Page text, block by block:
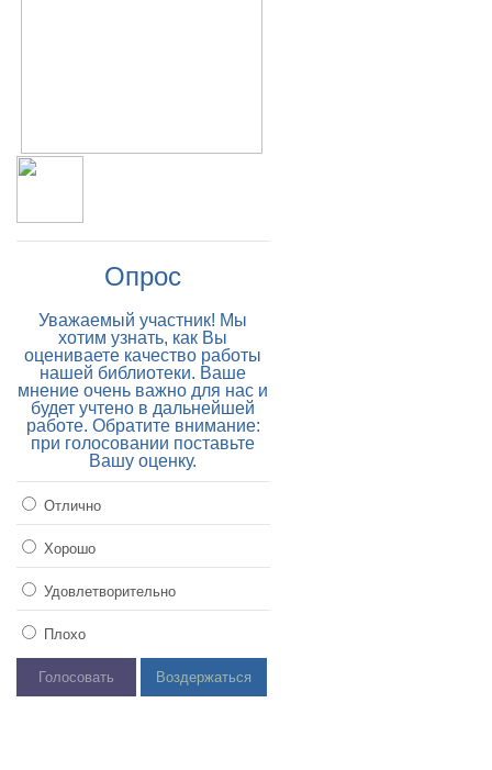
Опрос
Уважаемый участник! Мы
хотим узнать, как Вы
оцениваете качество работы
нашей библиотеки. Ваше
мнение очень важно для нас и
будет учтено в дальнейшей
работе. Обратите внимание:
при голосовании поставьте
Вашу оценку.
Отлично
Хорошо
Удовлетворительно
Плохо
Голосовать Воздержаться